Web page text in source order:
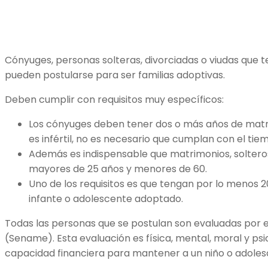
Cónyuges, personas solteras, divorciadas o viudas que
pueden postularse para ser familias adoptivas.
Deben cumplir con requisitos muy específicos:
Los cónyuges deben tener dos o más años de
es infértil, no es necesario que cumplan con el
Además es indispensable que matrimonios,
mayores de 25 años y menores de 60.
Uno de los requisitos es que tengan por lo menos
infante o adolescente adoptado.
Todas las personas que se postulan son evaluadas por
(Sename). Esta evaluación es física, mental, moral y
capacidad financiera para mantener a un niño o